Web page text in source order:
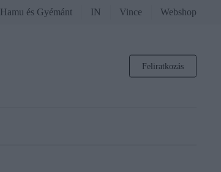
Hamu és Gyémánt IN Vince Webshop
Feliratkozás